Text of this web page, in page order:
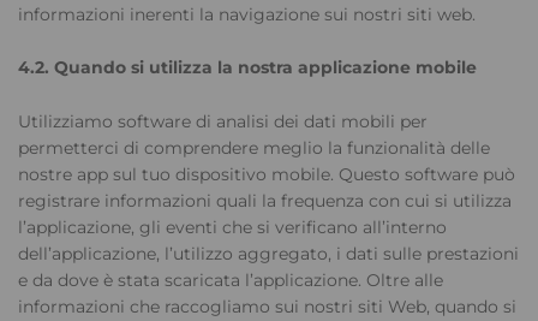
informazioni inerenti la navigazione sui nostri siti web.
4.2. Quando si utilizza la nostra applicazione mobile
Utilizziamo software di analisi dei dati mobili per
permetterci di comprendere meglio la funzionalità delle
nostre app sul tuo dispositivo mobile. Questo software può
registrare informazioni quali la frequenza con cui si utilizza
l’applicazione, gli eventi che si verificano all’interno
dell’applicazione, l’utilizzo aggregato, i dati sulle prestazioni
e da dove è stata scaricata l’applicazione. Oltre alle
informazioni che raccogliamo sui nostri siti Web, quando si